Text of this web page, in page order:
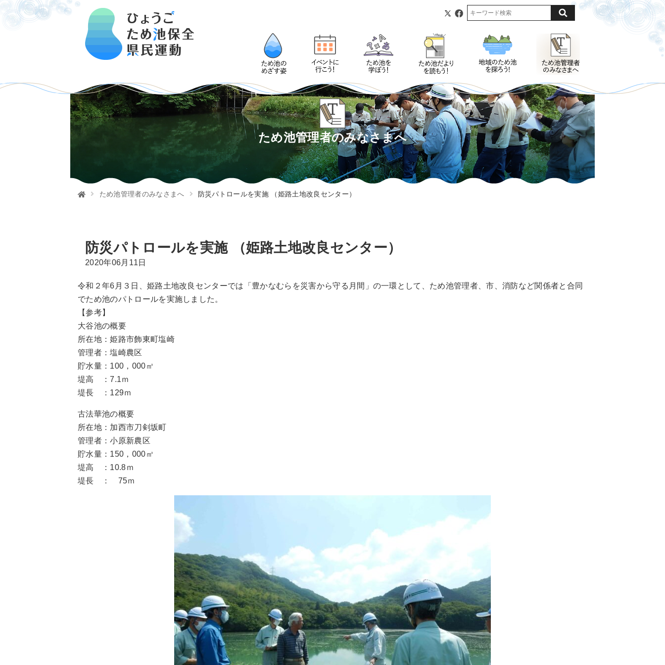
ため池管理者のみなさまへ
ため池管理者のみなさまへ 防災パトロールを実施 （姫路土地改良センター）
防災パトロールを実施 （姫路土地改良センター）
2020年06月11日
令和２年6月３日、姫路土地改良センターでは「豊かなむらを災害から守る月間」の一環として、ため池管理者、市、消防など関係者と合同
でため池のパトロールを実施しました。
【参考】
大谷池の概要
所在地：姫路市飾東町塩崎
管理者：塩崎農区
貯水量：100，000㎥
堤高 ：7.1ｍ
堤長 ：129ｍ
古法華池の概要
所在地：加西市刀剣坂町
管理者：小原新農区
貯水量：150，000㎥
堤高 ：10.8ｍ
堤長 ： 75ｍ